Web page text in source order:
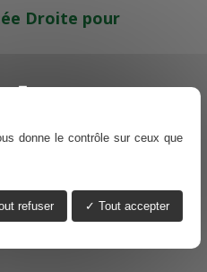
Droite pour
Ajouter au panier
donne le contrôle sur ceux que
Tout accepter
refuser